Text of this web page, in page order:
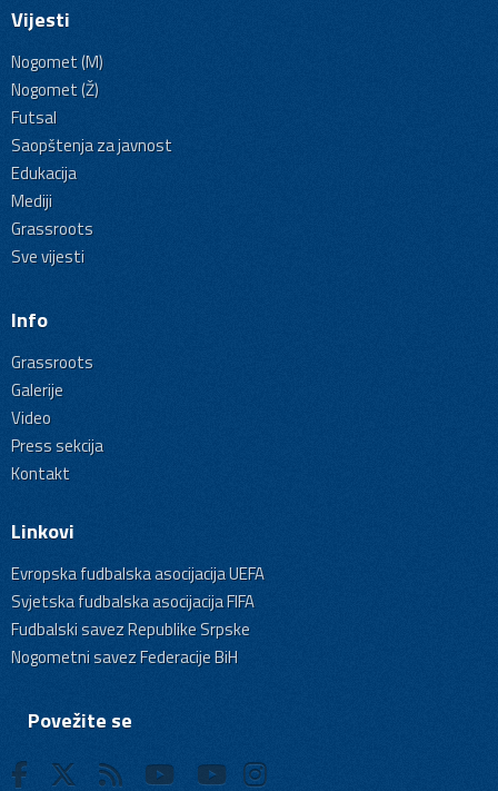
Vijesti
Nogomet (M)
Nogomet (Ž)
Futsal
Saopštenja za javnost
Edukacija
Mediji
Grassroots
Sve vijesti
Info
Grassroots
Galerije
Video
Press sekcija
Kontakt
Linkovi
Evropska fudbalska asocijacija UEFA
Svjetska fudbalska asocijacija FIFA
Fudbalski savez Republike Srpske
Nogometni savez Federacije BiH
Povežite se